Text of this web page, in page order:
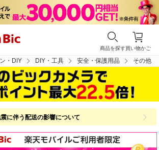
買い物かご
商品を探す
・DIY DIY・工具 安全・保護用品 その他
に伴う配送の影響について